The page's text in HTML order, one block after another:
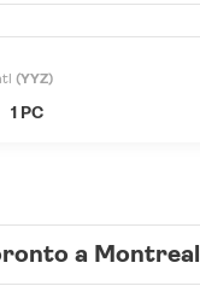
(YYZ)
1 PC
a Montreal